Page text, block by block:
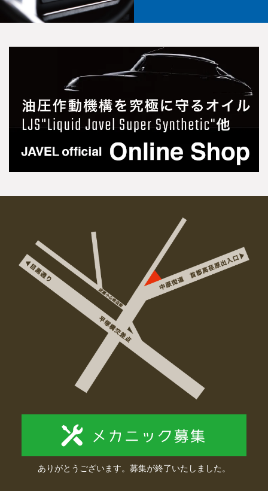
ありがとうございます。募集が終了いたしました。